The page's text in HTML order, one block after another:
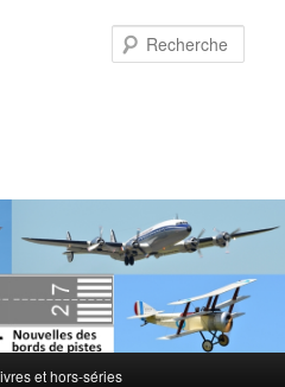
et hors-séries